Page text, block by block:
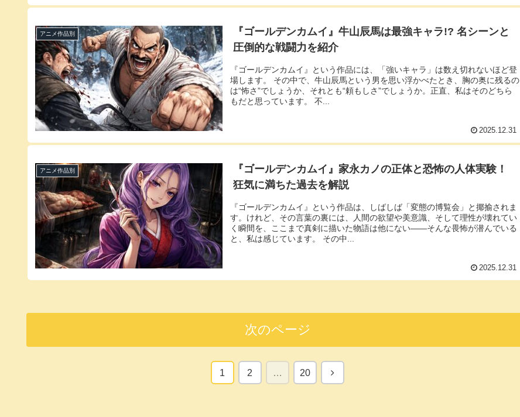
アニメ作品別
『ゴールデンカムイ』牛山辰馬は最強キャラ!? 名シーンと
圧倒的な戦闘力を紹介
『ゴールデンカムイ』という作品には、「強いキャラ」は数え切れないほど登
場します。 その中で、牛山辰馬という男を思い浮かべたとき、胸の奥に残るの
は“怖さ”でしょうか、それとも“頼もしさ”でしょうか。正直、私はそのどちら
もだと思っています。 不...
2025.12.31
アニメ作品別
『ゴールデンカムイ』家永カノの正体と恐怖の人体実験！
狂気に満ちた過去を解説
『ゴールデンカムイ』という作品は、しばしば「変態の博覧会」と揶揄されま
す。けれど、その言葉の裏には、人間の欲望や美意識、そして理性が壊れてい
く瞬間を、ここまで真剣に描いた物語は他にない――そんな畏怖が潜んでいる
と、私は感じています。 その中...
2025.12.31
次のページ
1 2 … 20 次